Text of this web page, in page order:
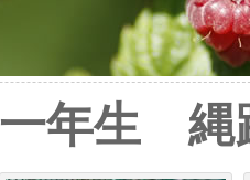
一年生 縄